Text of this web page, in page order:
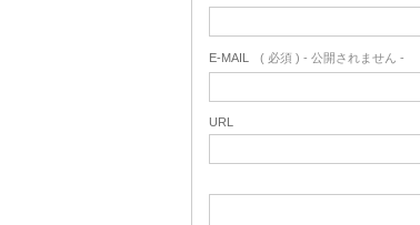
E-MAIL ( 必須 ) - 公開されません -
URL